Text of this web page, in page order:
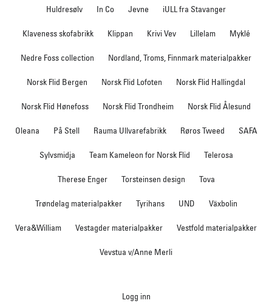
Huldresølv In Co Jevne iULL fra Stavanger
Klaveness skofabrikk Klippan Krivi Vev Lillelam Myklé
Nedre Foss collection Nordland, Troms, Finnmark materialpakker
Norsk Flid Bergen Norsk Flid Lofoten Norsk Flid Hallingdal
Norsk Flid Hønefoss Norsk Flid Trondheim Norsk Flid Ålesund
Oleana På Stell Rauma Ullvarefabrikk Røros Tweed SAFA
Sylvsmidja Team Kameleon for Norsk Flid Telerosa
Therese Enger Torsteinsen design Tova
Trøndelag materialpakker Tyrihans UND Växbolin
Vera&William Vestagder materialpakker Vestfold materialpakker
Vevstua v/Anne Merli
Logg inn